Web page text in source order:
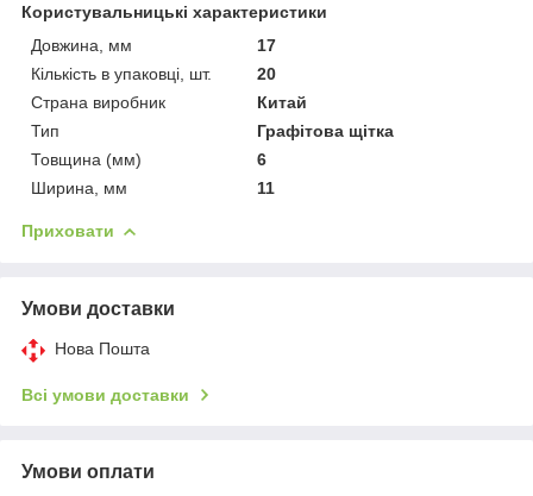
Користувальницькі характеристики
Довжина, мм
17
Кількість в упаковці, шт.
20
Страна виробник
Китай
Тип
Графітова щітка
Товщина (мм)
6
Ширина, мм
11
Приховати
Умови доставки
Нова Пошта
Всі умови доставки
Умови оплати